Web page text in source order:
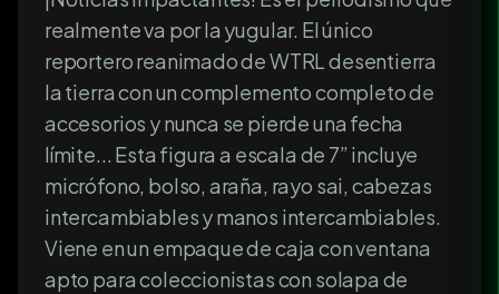
realmente va por la yugular. El único
reportero reanimado de WTRL desentierra
la tierra con un complemento completo de
accesorios y nunca se pierde una fecha
límite... Esta figura a escala de 7” incluye
micrófono, bolso, araña, rayo sai, cabezas
intercambiables y manos intercambiables.
Viene en un empaque de caja con ventana
apto para coleccionistas con solapa de